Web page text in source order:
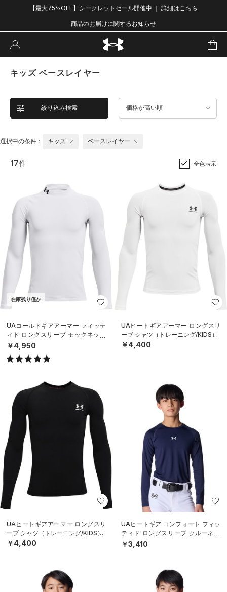
【最大75%OFF】シークレットセール開催中 ｜ 詳細はこちら
商品のお届けに関するお知らせ
キッズ ベースレイヤー
絞り込み検索 価格が高い順
選択中の条件： キッズ ベースレイヤー
17件 全色表示
在庫残り僅か
UAコールドギアアーマー フィッテ
ィド ロングスリーブ モックネック
シャツ（トレーニング/BOYS）
￥4,950
UAヒートギアアーマー ロングスリ
ーブ シャツ（トレーニング/KIDS）
￥4,400
UAヒートギアアーマー ロングスリ
ーブ シャツ（トレーニング/KIDS）
￥4,400
UAヒートギア コンフォート フィッ
ティド ロングスリーブ クルーネッ
ク シャツ（ベースボール/BOYS）
￥3,410